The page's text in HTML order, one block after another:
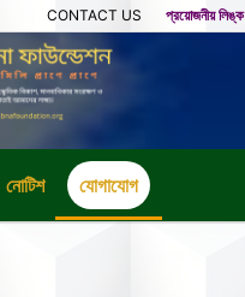
CONTACT US প্রয়োজনীয় লিঙ্ক
নোটিশ যোগাযোগ